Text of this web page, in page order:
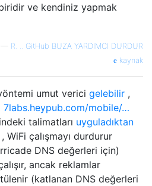
ve kendiniz yapmak
— R. .. GitHub BUZA YARDIMCI DURDUR
kaynak
umut verici gelebilir ,
7labs.heypub.com/mobile/…
talimatları uyguladıktan
WiFi çalışmayı durdurur
DNS değerleri için)
ancak reklamlar
(katlanan DNS değerleri